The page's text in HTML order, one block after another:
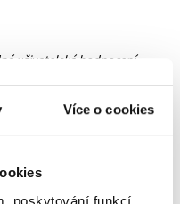
Více o cookies
poskytování funkcí
uživatelská hodnocení.
registrovaní uživatelé